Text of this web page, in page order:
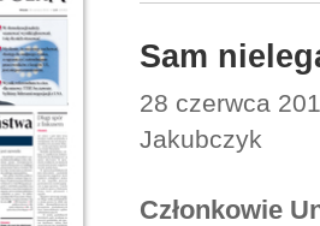
Sam
28 czerwca
Jakubczyk
Członkowie